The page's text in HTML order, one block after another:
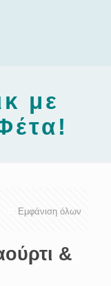
με
Εμφάνιση όλων
&